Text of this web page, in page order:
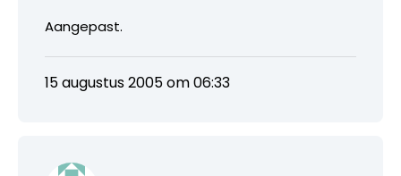
Aangepast.
15 augustus 2005 om 06:33